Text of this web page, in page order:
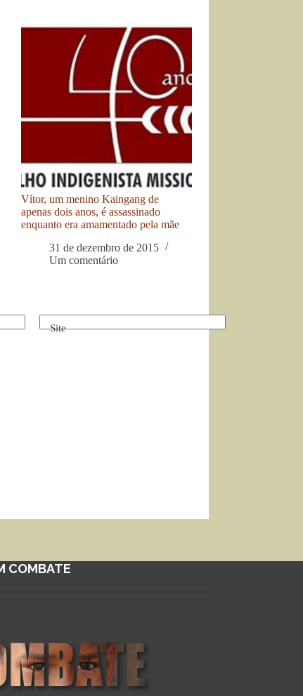
Vítor, um menino Kaingang de
apenas dois anos, é assassinado
enquanto era amamentado pela mãe
31 de dezembro de 2015
Um comentário
Site
COMBATE